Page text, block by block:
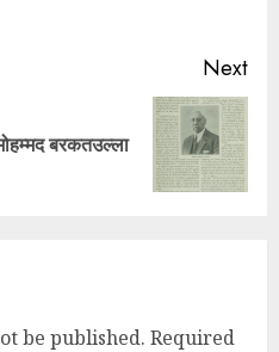
Next
बरकतउल्ला
be published. Required